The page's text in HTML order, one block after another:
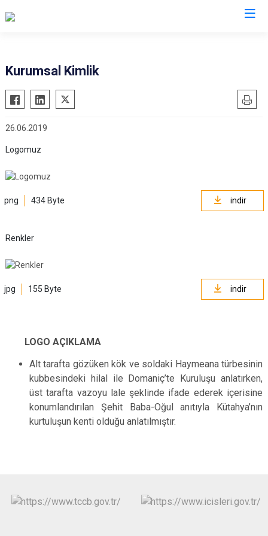
Kurumsal Kimlik
26.06.2019
Logomuz
png 434 Byte indir
Renkler
jpg 155 Byte indir
LOGO AÇIKLAMA
Alt tarafta gözüken kök ve soldaki Haymeana türbesinin
kubbesindeki hilal ile Domaniç’te Kuruluşu anlatırken,
üst tarafta vazoyu lale şeklinde ifade ederek içerisine
konumlandırılan Şehit Baba-Oğul anıtıyla Kütahya’nın
kurtuluşun kenti olduğu anlatılmıştır.